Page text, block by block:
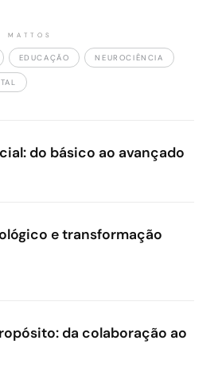
MATTOS
EDUCAÇÃO NEUROCIÊNCIA
do básico ao avançado
e transformação
da colaboração ao